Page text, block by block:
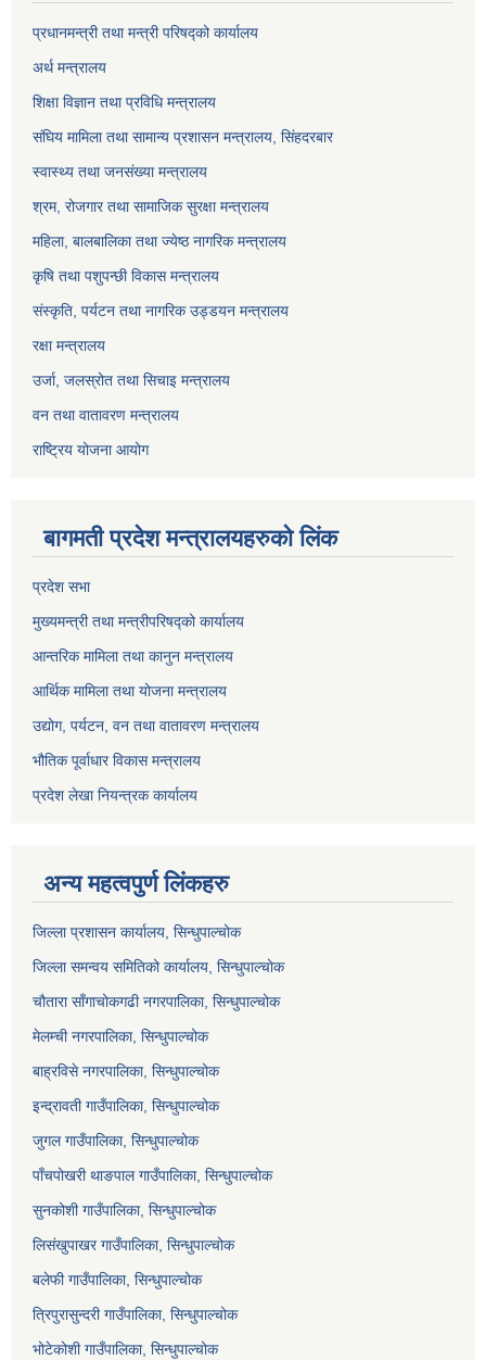
प्रधानमन्त्री तथा मन्त्री परिषद्को कार्यालय
अर्थ मन्त्रालय
शिक्षा विज्ञान तथा प्रविधि मन्त्रालय
संघिय मामिला तथा सामान्य प्रशासन मन्त्रालय, सिंहदरबार
स्वास्थ्य तथा जनसंख्या मन्त्रालय
श्रम, रोजगार तथा सामाजिक सुरक्षा मन्त्रालय
महिला, बालबालिका तथा ज्येष्ठ नागरिक मन्त्रालय
कृषि तथा पशुपन्छी विकास मन्त्रालय
संस्कृति, पर्यटन तथा नागरिक उड्डयन मन्त्रालय
रक्षा मन्त्रालय
उर्जा, जलस्रोत तथा सिचाइ मन्त्रालय
वन तथा वातावरण मन्त्रालय
राष्ट्रिय योजना आयोग
बागमती प्रदेश मन्त्रालयहरुको लिंक
प्रदेश सभा
मुख्यमन्त्री तथा मन्त्रीपरिषद्को कार्यालय
आन्तरिक मामिला तथा कानुन मन्त्रालय
आर्थिक मामिला तथा योजना मन्त्रालय
उद्योग, पर्यटन, वन तथा वातावरण मन्त्रालय
भौतिक पूर्वाधार विकास मन्त्रालय
प्रदेश लेखा नियन्त्रक कार्यालय
अन्य महत्वपुर्ण लिंकहरु
जिल्ला प्रशासन कार्यालय, सिन्धुपाल्चोक
जिल्ला समन्वय समितिको कार्यालय, सिन्धुपाल्चोक
चौतारा साँगाचोकगढी नगरपालिका, सिन्धुपाल्चोक
मेलम्ची नगरपालिका, सिन्धुपाल्चोक
बाह्रविसे नगरपालिका, सिन्धुपाल्चोक
इन्द्रावती गाउँपालिका, सिन्धुपाल्चोक
जुगल गाउँपालिका, सिन्धुपाल्चोक
पाँचपोखरी थाङपाल गाउँपालिका, सिन्धुपाल्चोक
सुनकोशी गाउँपालिका, सिन्धुपाल्चोक
लिसंखुपाखर गाउँपालिका, सिन्धुपाल्चोक
बलेफी गाउँपालिका, सिन्धुपाल्चोक
त्रिपुरासुन्दरी गाउँपालिका, सिन्धुपाल्चोक
भोटेकोशी गाउँपालिका, सिन्धुपाल्चोक